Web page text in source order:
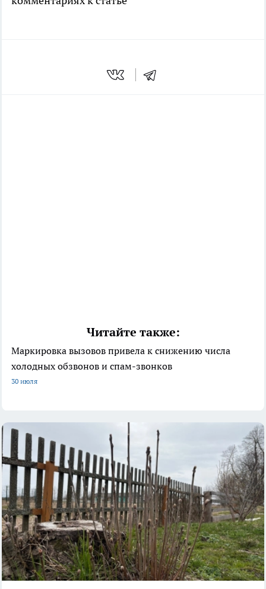
Читайте также:
Маркировка вызовов привела к снижению числа
холодных обзвонов и спам-звонков
30 июля